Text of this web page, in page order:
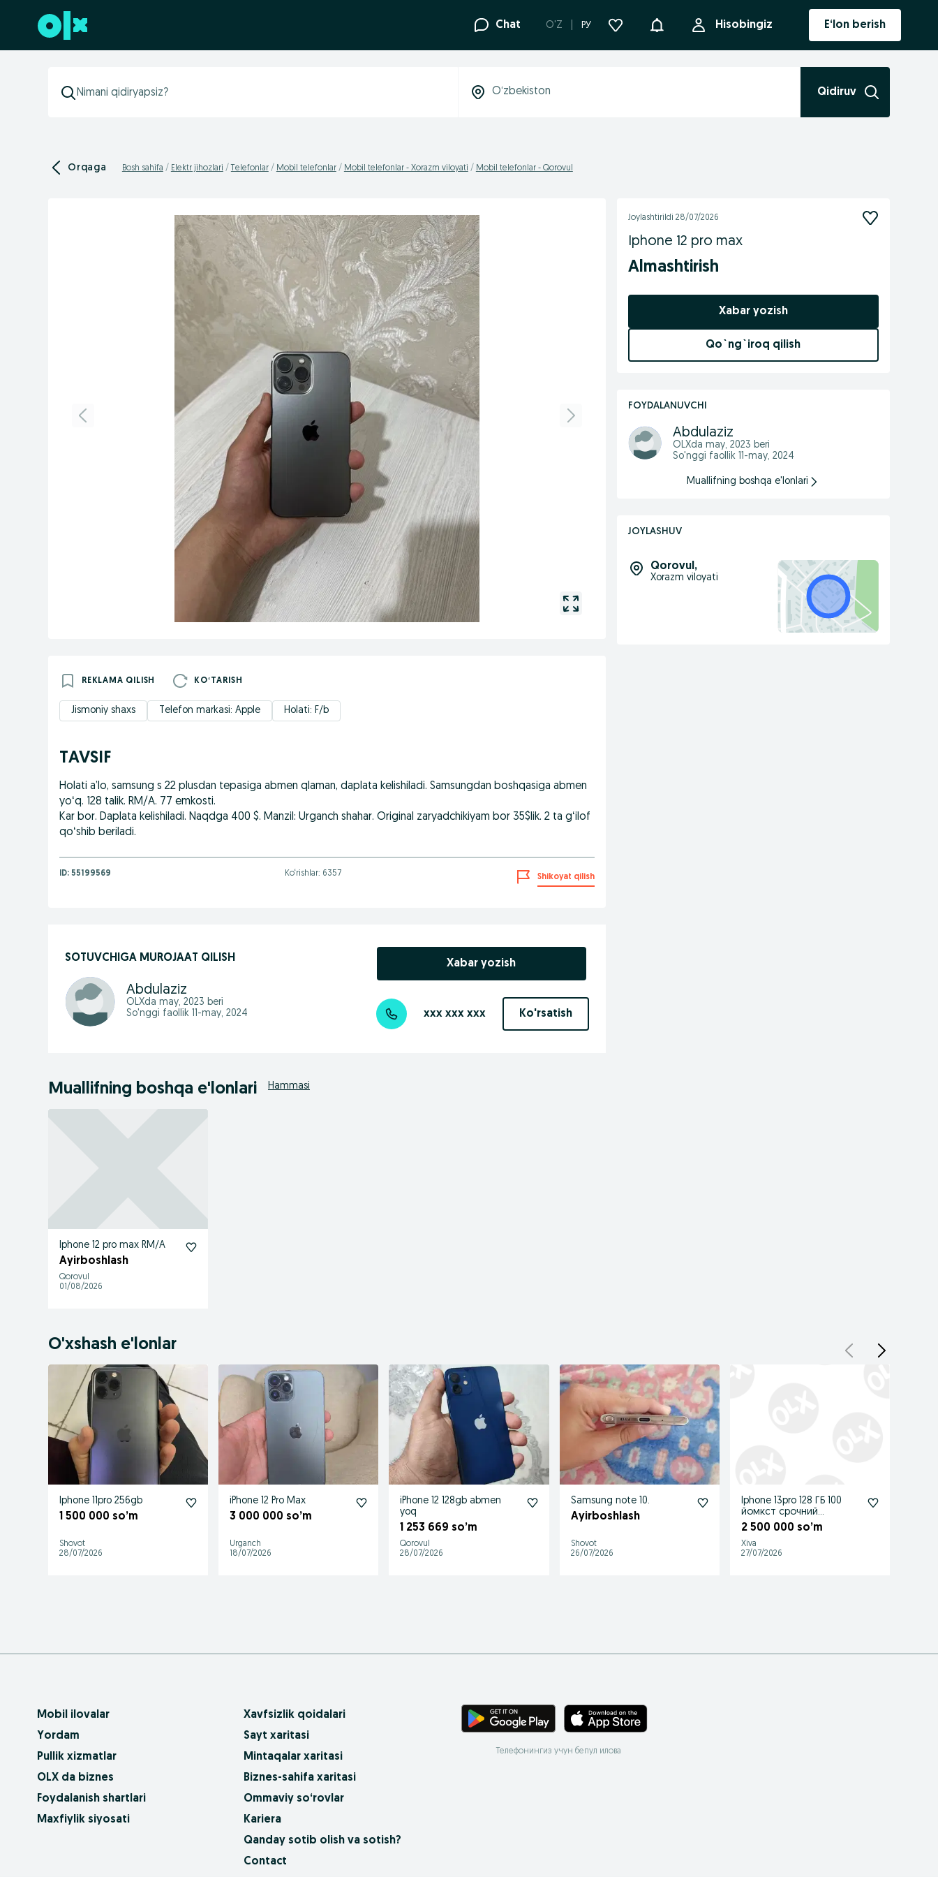
Futerga oʻtish Chat O'Z РУ Bildirishnoma Hisobingiz E‘lon berish
Qidiruv
Orqaga Bosh sahifa Elektr jihozlari Telefonlar Mobil telefonlar Mobil telefonlar - Xorazm viloyati Mobil telefonlar - Qorovul
REKLAMA QILISH KOʻTARISH
Jismoniy shaxs Telefon markasi: Apple Holati: F/b
TAVSIF
Holati a’lo, samsung s 22 plusdan tepasiga abmen qlaman, daplata kelishiladi. Samsungdan boshqasiga abmen
yoʻq. 128 talik. RM/A. 77 emkosti.
Kar bor. Daplata kelishiladi. Naqdga 400 $. Manzil: Urganch shahar. Original zaryadchikiyam bor 35$lik. 2 ta gʻilof
qoʻshib beriladi.
ID: 55199569 Ko‘rishlar: 6357 Shikoyat qilish
SOTUVCHIGA MUROJAAT QILISH
Abdulaziz
OLXda may, 2023 beri
So'nggi faollik 11-may, 2024
Xabar yozish
xxx xxx xxx Ko'rsatish
Joylashtirildi 28/07/2026
Iphone 12 pro max
Almashtirish
Xabar yozish
Qo`ng`iroq qilish
FOYDALANUVCHI
Abdulaziz
OLXda may, 2023 beri
So'nggi faollik 11-may, 2024
Muallifning boshqa e'lonlari
JOYLASHUV
Qorovul ,
Xorazm viloyati
Muallifning boshqa e'lonlari Hammasi
Iphone 12 pro max RM/A
Ayirboshlash
Qorovul
01/08/2026
O'xshash e'lonlar
Iphone 11pro 256gb
1 500 000 so’m
Shovot
28/07/2026
iPhone 12 Pro Max
3 000 000 so’m
Urganch
18/07/2026
iPhone 12 128gb abmen
yoq
1 253 669 so’m
Qorovul
28/07/2026
Samsung note 10.
Ayirboshlash
Shovot
26/07/2026
Iphone 13pro 128 ГБ 100
йомкст срочний
сатилади
2 500 000 so’m
Xiva
27/07/2026
Mobil ilovalar
Yordam
Pullik xizmatlar
OLX da biznes
Foydalanish shartlari
Maxfiylik siyosati
Xavfsizlik qoidalari
Sayt xaritasi
Mintaqalar xaritasi
Biznes-sahifa xaritasi
Ommaviy so‘rovlar
Kariera
Qanday sotib olish va sotish?
Contact
Телефонингиз учун бепул илова